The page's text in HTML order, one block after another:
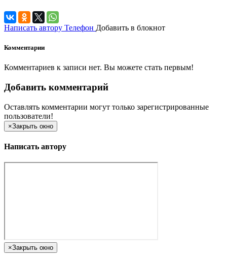
Написать автору Телефон Добавить в блокнот
Комментарии
Комментариев к записи нет. Вы можете стать первым!
Добавить комментарий
Оставлять комментарии могут только зарегистрированные
пользователи!
×Закрыть окно
Написать автору
×Закрыть окно